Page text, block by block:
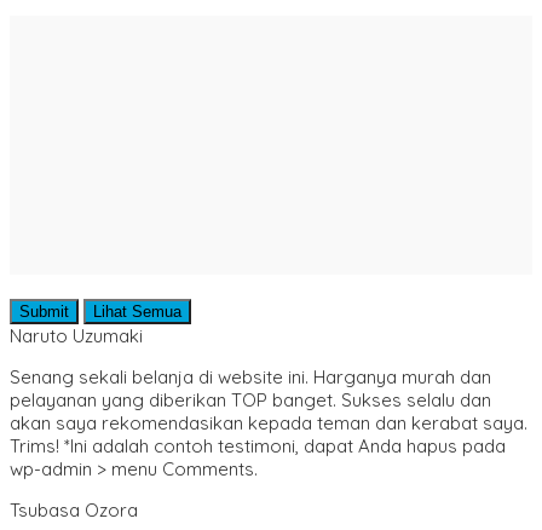
Submit Lihat Semua
Naruto Uzumaki
Senang sekali belanja di website ini. Harganya murah dan
pelayanan yang diberikan TOP banget. Sukses selalu dan
akan saya rekomendasikan kepada teman dan kerabat saya.
Trims! *Ini adalah contoh testimoni, dapat Anda hapus pada
wp-admin > menu Comments.
Tsubasa Ozora